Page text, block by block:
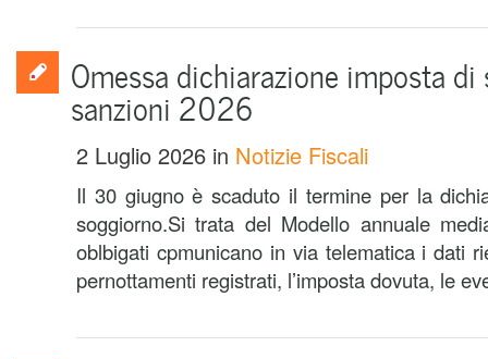
Omessa dichiarazione imposta di
sanzioni 2026
2 Luglio 2026 in Notizie Fiscali
Il 30 giugno è scaduto il termine per la
soggiorno.Si trata del Modello annuale
oblbigati cpmunicano in via telematica i dati
pernottamenti registrati, l’imposta dovuta, le